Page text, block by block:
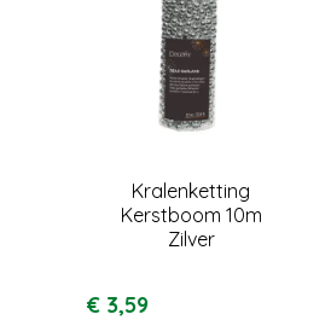
Kralenketting
Kerstboom 10m
Zilver
€ 3,59